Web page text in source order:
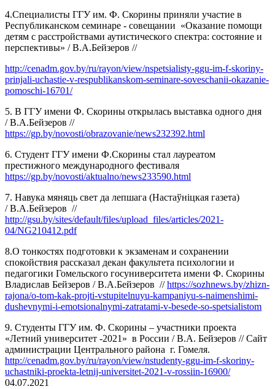
4.Специалисты ГГУ им. Ф. Скорины приняли участие в
Республиканском семинаре - совещании «Оказание помощи
детям с расстройствами аутистического спектра: состояние и
перспективы» /В.А.Бейзеров //
http://cenadm.gov.by/ru/rayon/view/nspetsialisty-ggu-im-f-skoriny-
prinjali-uchastie-v-respublikanskom-seminare-soveschanii-okazanie-
pomoschi-16701/
5. В ГГУ имени Ф. Скорины открылась выставка одного дня
/В.А.Бейзеров //
https://gp.by/novosti/obrazovanie/news232392.html
6. Студент ГГУ имени Ф.Скорины стал лауреатом
престижного международного фестиваля
https://gp.by/novosti/aktualno/news233590.html
7. Навука мяняць свет да лепшага (Настаўніцкая газетa)
/В.А.Бейзеров //
http://gsu.by/sites/default/files/upload_files/articles/2021-
04/NG210412.pdf
8.О тонкостях подготовки к экзаменам и сохранении
спокойствия рассказал декан факультета психологии и
педагогики Гомельского госуниверситета имени Ф. Скорины
Владислав Бейзеров /В.А.Бейзеров //https://sozhnews.by/zhizn-
rajona/o-tom-kak-projti-vstupitelnuyu-kampaniyu-s-naimenshimi-
dushevnymi-i-emotsionalnymi-zatratami-v-besede-so-spetsialistom
9. Cтуденты ГГУ им. Ф. Скорины – участники проекта
«Летний университет -2021» в России / В.А. Бейзеров // Сайт
администрации Центрального района г. Гомеля.
http://cenadm.gov.by/ru/rayon/view/nstudenty-ggu-im-f-skoriny-
uchastniki-proekta-letnij-universitet-2021-v-rossiin-16900/
04.07.2021